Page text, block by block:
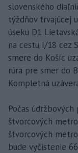
slovenského
týždňov trvajúcej
úseku D1
na cestu I/18 cez
smere do Košíc
rúra pre smer do
Kompletná
Počas
štvorcových
štvorcových
bude vyčistenie